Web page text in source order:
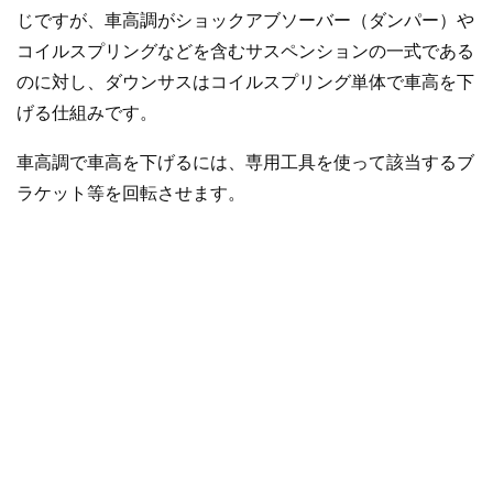
じですが、車高調がショックアブソーバー（ダンパー）や
コイルスプリングなどを含むサスペンションの一式である
のに対し、ダウンサスはコイルスプリング単体で車高を下
げる仕組みです。
車高調で車高を下げるには、専用工具を使って該当するブ
ラケット等を回転させます。